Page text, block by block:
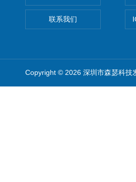
联系我们
Copyright © 2026 深圳市森瑟科技